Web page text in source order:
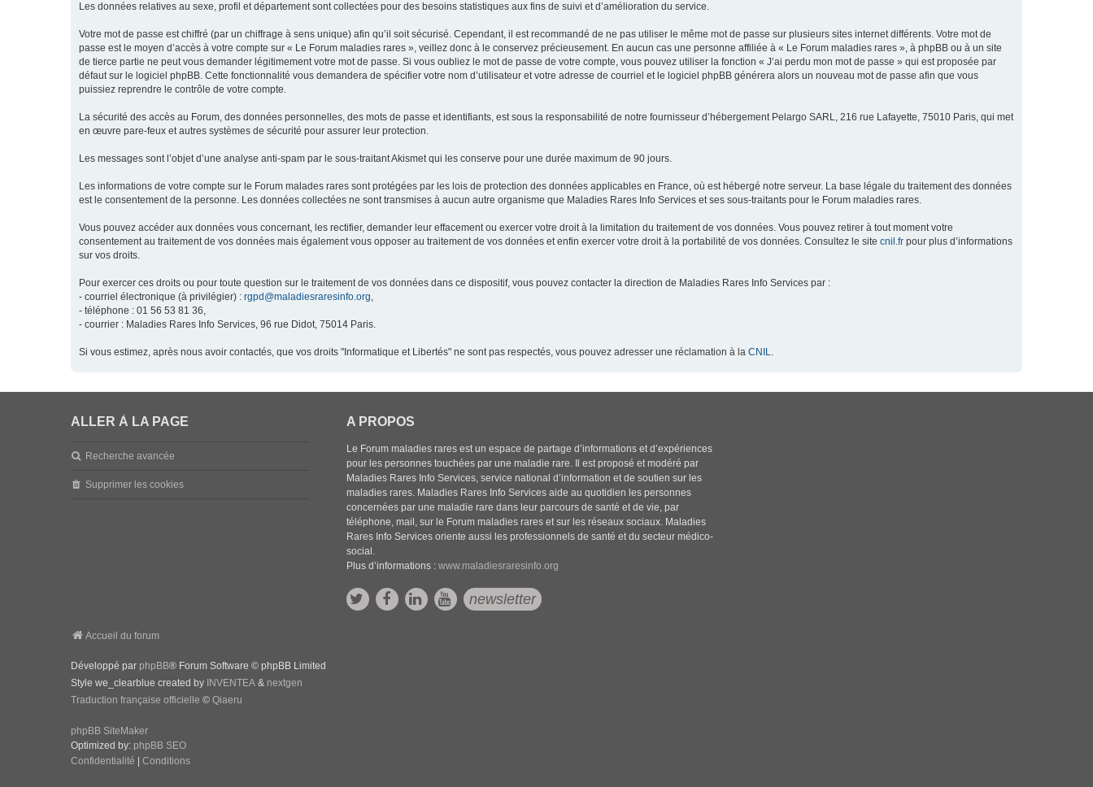
Les données relatives au sexe, profil et département sont collectées pour des besoins statistiques aux fins de suivi et d’amélioration du service.
Votre mot de passe est chiffré (par un chiffrage à sens unique) afin qu’il soit sécurisé. Cependant, il est recommandé de ne pas utiliser le même mot de passe sur plusieurs sites internet différents. Votre mot de
passe est le moyen d’accès à votre compte sur « Le Forum maladies rares », veillez donc à le conservez précieusement. En aucun cas une personne affiliée à « Le Forum maladies rares », à phpBB ou à un site
de tierce partie ne peut vous demander légitimement votre mot de passe. Si vous oubliez le mot de passe de votre compte, vous pouvez utiliser la fonction « J’ai perdu mon mot de passe » qui est proposée par
défaut sur le logiciel phpBB. Cette fonctionnalité vous demandera de spécifier votre nom d’utilisateur et votre adresse de courriel et le logiciel phpBB générera alors un nouveau mot de passe afin que vous
puissiez reprendre le contrôle de votre compte.
La sécurité des accès au Forum, des données personnelles, des mots de passe et identifiants, est sous la responsabilité de notre fournisseur d’hébergement Pelargo SARL, 216 rue Lafayette, 75010 Paris, qui met
en œuvre pare-feux et autres systèmes de sécurité pour assurer leur protection.
Les messages sont l’objet d’une analyse anti-spam par le sous-traitant Akismet qui les conserve pour une durée maximum de 90 jours.
Les informations de votre compte sur le Forum malades rares sont protégées par les lois de protection des données applicables en France, où est hébergé notre serveur. La base légale du traitement des données
est le consentement de la personne. Les données collectées ne sont transmises à aucun autre organisme que Maladies Rares Info Services et ses sous-traitants pour le Forum maladies rares.
Vous pouvez accéder aux données vous concernant, les rectifier, demander leur effacement ou exercer votre droit à la limitation du traitement de vos données. Vous pouvez retirer à tout moment votre
consentement au traitement de vos données mais également vous opposer au traitement de vos données et enfin exercer votre droit à la portabilité de vos données. Consultez le site cnil.fr pour plus d’informations
sur vos droits.
Pour exercer ces droits ou pour toute question sur le traitement de vos données dans ce dispositif, vous pouvez contacter la direction de Maladies Rares Info Services par :
- courriel électronique (à privilégier) : rgpd@maladiesraresinfo.org,
- téléphone : 01 56 53 81 36,
- courrier : Maladies Rares Info Services, 96 rue Didot, 75014 Paris.
Si vous estimez, après nous avoir contactés, que vos droits "Informatique et Libertés" ne sont pas respectés, vous pouvez adresser une réclamation à la CNIL.
ALLER À LA PAGE
Recherche avancée
Supprimer les cookies
A PROPOS
Le Forum maladies rares est un espace de partage d’informations et d’expériences
pour les personnes touchées par une maladie rare. Il est proposé et modéré par
Maladies Rares Info Services, service national d’information et de soutien sur les
maladies rares. Maladies Rares Info Services aide au quotidien les personnes
concernées par une maladie rare dans leur parcours de santé et de vie, par
téléphone, mail, sur le Forum maladies rares et sur les réseaux sociaux. Maladies
Rares Info Services oriente aussi les professionnels de santé et du secteur médico-
social.
Plus d’informations :www.maladiesraresinfo.org
newsletter
Accueil du forum
Développé par phpBB® Forum Software © phpBB Limited
Style we_clearblue created by INVENTEA & nextgen
Traduction française officielle © Qiaeru
phpBB SiteMaker
Optimized by: phpBB SEO
Confidentialité
Conditions